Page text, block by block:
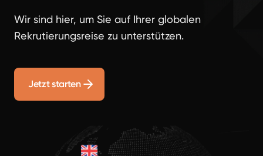
Wir sind hier, um Sie auf Ihrer globalen
Rekrutierungsreise zu unterstützen.
Jetzt starten